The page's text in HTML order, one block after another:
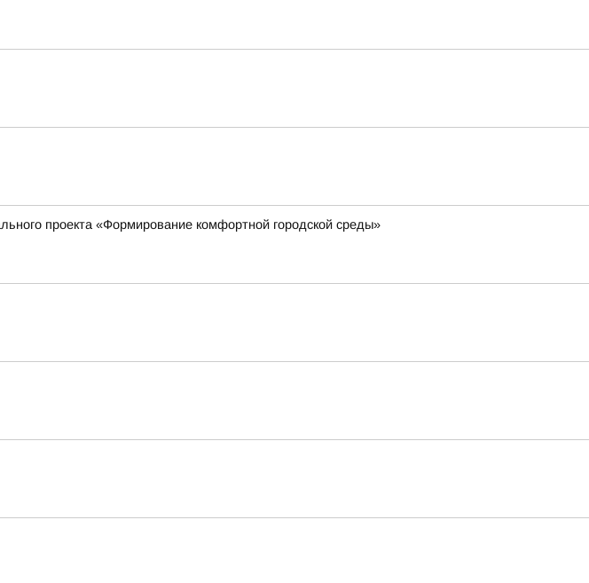
проекта «Формирование комфортной городской среды»